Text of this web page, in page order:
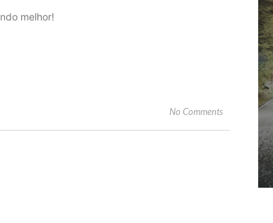
melhor!
No Comments